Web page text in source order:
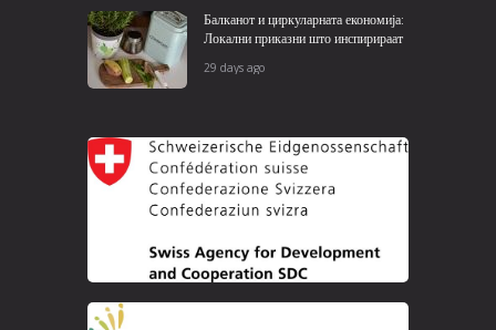
Балканот и циркуларната економија:
Локални приказни што инспирираат
29 days ago